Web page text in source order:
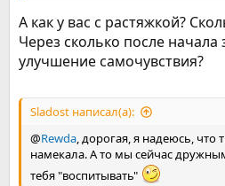
А как у вас с растяжкой?
Через сколько после начала
улучшение самочувствия?
Sladost написал(а):
@Rewda, дорогая, я надеюсь, что
намекала. А то мы сейчас
тебя "воспитывать"